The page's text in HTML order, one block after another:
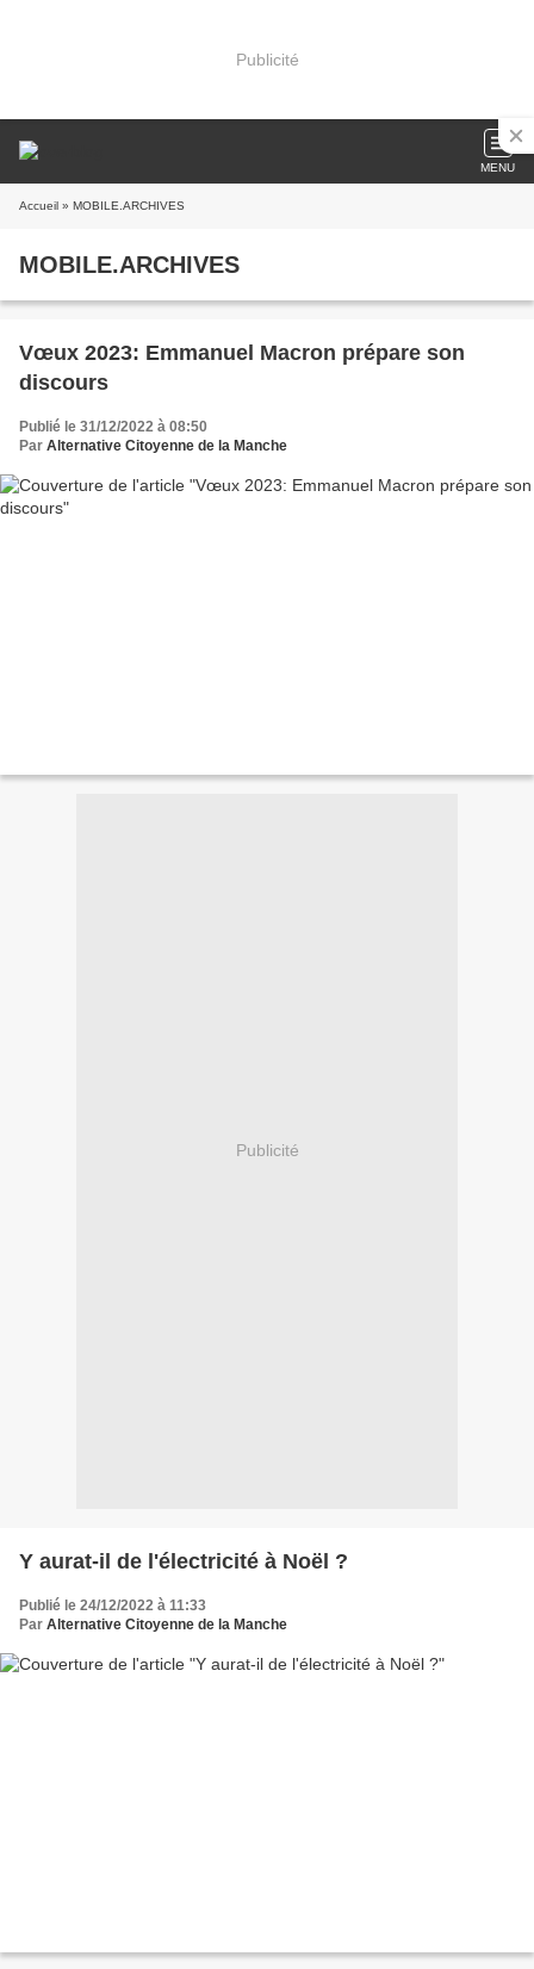
Publicité
MENU
Accueil » MOBILE.ARCHIVES
MOBILE.ARCHIVES
Vœux 2023: Emmanuel Macron prépare son
discours
Publié le 31/12/2022 à 08:50
Par Alternative Citoyenne de la Manche
Publicité
Y aurat-il de l'électricité à Noël ?
Publié le 24/12/2022 à 11:33
Par Alternative Citoyenne de la Manche